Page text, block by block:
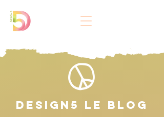
DESIGN5 LE BLOG